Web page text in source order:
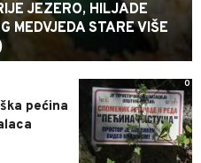
JEZERO, HILJADE
MEDVJEDA STARE VIŠE
0
pećina